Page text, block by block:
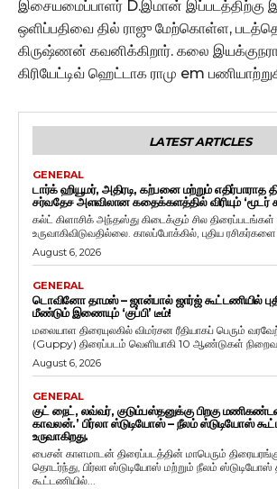
இசையமைப்பாளர் D.இமான் இப்படத்திற்கு
ஒளிப்பதிவை தில் ராஜு மேற்கொள்ள,
கிருஷ்ணன் கவனிக்கிறார். கலை
கிரியேட்டிவ் ஹெட்டாக ராமு em
LATEST ARTICLES
GENERAL
டார்க் ஹியூமர், அதிரடி, கற்பனை மற்றும் எதிர்பாராத
சர்வதேச அளவிலான கதைக்களத்தில் விரியும் ‘மூடர்
கல்ட் கிளாசிக் அந்தஸ்து கிடைக்கும் சில திரைப்படங்கள்
உருவாகிவிடுவதில்லை. காலப்போக்கில், புதிய
August 6, 2026
GENERAL
டொவினோ தாமஸ் – ஜான்பால் ஜார்ஜ் கூட்டணியில்
மீண்டும் இணையும் ‘குப்பி’ டீம்!
மலையாள திரையுலகில் விமர்சன ரீதியாகப் பெரும்
(Guppy) திரைப்படம் வெளியாகி 10 ஆண்டுகள்
August 6, 2026
GENERAL
குட் நைட், லவ்வர், குடும்பஸ்தனுக்கு பிறகு
காவலன்.’ பிர்லா ஸ்டுடியோஸ் – நீலம் ஸ்டுடியோஸ்
உருவாகிறது.
பைசன் காளமாடன் திரைப்படத்தின் மாபெரும்
தொடர்ந்து, பிர்லா ஸ்டுடியோஸ் மற்றும் நீலம்
கூட்டணியில்...